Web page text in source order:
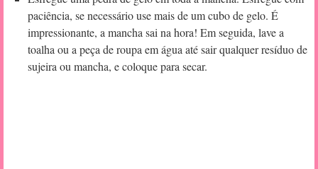
paciência, se necessário use mais de um cubo de gelo. É
impressionante, a mancha sai na hora! Em seguida, lave a
toalha ou a peça de roupa em água até sair qualquer resíduo de
sujeira ou mancha, e coloque para secar.